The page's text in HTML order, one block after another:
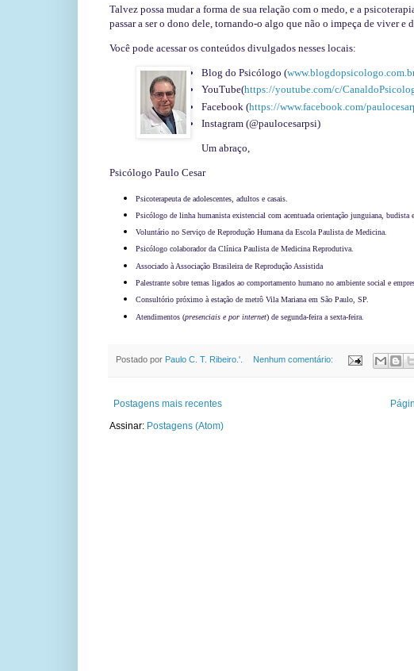
Talvez possa mudar a forma de sua relação com o medo, e a
passar a ser o dono dele, tornando-o algo que não o impeça de viver e
Você pode acessar os conteúdos divulgados nesses locais:
Blog do Psicólogo (
YouTube(https://youtube.com/c/
Facebook (https://www.facebook.com/
Instagram (@paulocesarpsi)
Um abraço,
Psicólogo Paulo Cesar
Psicoterapeuta de adolescentes, adultos e casais.
Psicólogo de linha humanista existencial com acentuada orientação junguiana,
Voluntário no Serviço de Reprodução Humana da Escola Paulista de Medicina.
Psicólogo colaborador da Clínica Paulista de Medicina Reprodutiva.
Associado à Associação Brasileira de Reprodução Assistida
Palestrante sobre temas ligados ao comportamento humano no ambiente social e
Consultório próximo à estação de metrô Vila Mariana em São Paulo, SP.
Atendimentos (presenciais e por internet) de segunda-feira a sexta-feira.
Postado por Paulo C. T. Ribeiro.'. Nenhum comentário:
Postagens mais recentes
Assinar: Postagens (Atom)